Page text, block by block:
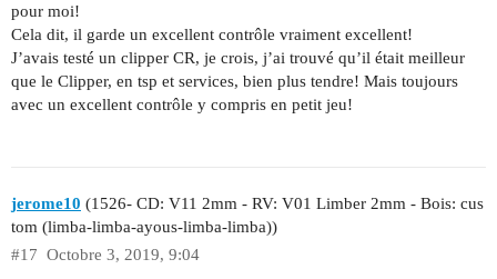
pour moi!
Cela dit, il garde un excellent contrôle vraiment excellent!
J’avais testé un clipper CR, je crois, j’ai trouvé qu’il était meilleur
que le Clipper, en tsp et services, bien plus tendre! Mais toujours
avec un excellent contrôle y compris en petit jeu!
jerome10 (1526- CD: V11 2mm - RV: V01 Limber 2mm - Bois: cus
tom (limba-limba-ayous-limba-limba))
Octobre 3, 2019, 9:04
#17